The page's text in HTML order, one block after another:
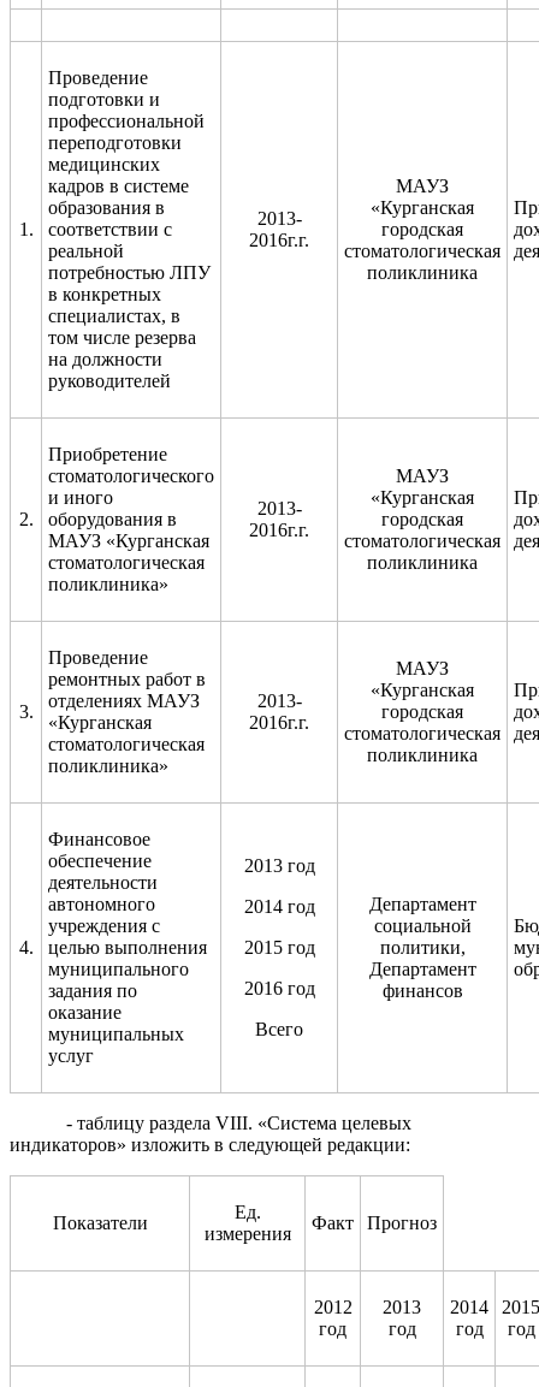
1.
Проведение
подготовки и
профессиональной
переподготовки
медицинских
кадров в системе
образования в
соответствии с
реальной
потребностью ЛПУ
в конкретных
специалистах, в
том числе резерва
на должности
руководителей
2013-
2016г.г.
МАУЗ
«Курганская
городская
стоматологическая
поликлиника
2.
Приобретение
стоматологического
и иного
оборудования в
МАУЗ «Курганская
стоматологическая
поликлиника»
2013-
2016г.г.
МАУЗ
«Курганская
городская
стоматологическая
поликлиника
3.
Проведение
ремонтных работ в
отделениях МАУЗ
«Курганская
стоматологическая
поликлиника»
2013-
2016г.г.
МАУЗ
«Курганская
городская
стоматологическая
поликлиника
4.
Финансовое
обеспечение
деятельности
автономного
учреждения с
целью выполнения
муниципального
задания по
оказание
муниципальных
услуг
2013 год
2014 год
2015 год
2016 год
Всего
Департамент
социальной
политики,
Департамент
финансов
- таблицу раздела VIII. «Система целевых
индикаторов» изложить в следующей редакции:
Показатели
Ед.
измерения
Факт Прогноз
2012
год
2013
год
2014
год
2015
год